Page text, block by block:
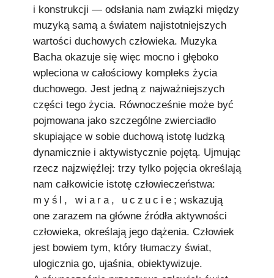
i konstrukcji — odsłania nam związki między
muzyką samą a światem najistotniejszych
wartości duchowych człowieka. Muzyka
Bacha okazuje się więc mocno i głęboko
wpleciona w całościowy kompleks życia
duchowego. Jest jedną z najważniejszych
części tego życia. Równocześnie może być
pojmowana jako szczególne zwierciadło
skupiające w sobie duchową istotę ludzką
dynamicznie i aktywistycznie pojętą. Ujmując
rzecz najzwięźlej: trzy tylko pojęcia określają
nam całkowicie istotę człowieczeństwa:
myśl, wiara, uczucie ; wskazują
one zarazem na główne źródła aktywności
człowieka, określają jego dążenia. Człowiek
jest bowiem tym, który tłumaczy świat,
ulogicznia go, ujaśnia, obiektywizuje.